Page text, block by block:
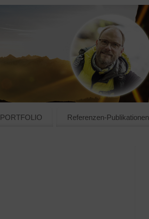
PORTFOLIO Referenzen-Publikationen